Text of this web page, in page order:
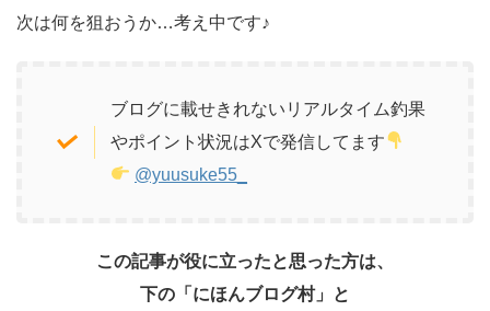
次は何を狙おうか…考え中です♪
ブログに載せきれないリアルタイム釣果
やポイント状況はXで発信してます
@yuusuke55_
この記事が役に立ったと思った方は、
下の「にほんブログ村」と